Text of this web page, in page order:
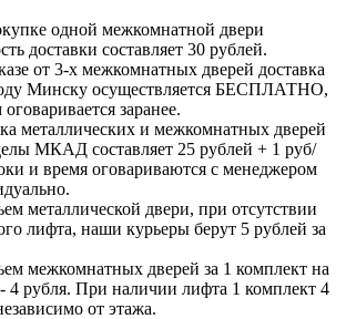
одной межкомнатной двери
доставки составляет 30 рублей.
от 3-х межкомнатных дверей доставка
Минску осуществляется БЕСПЛАТНО,
заранее.
металлических и межкомнатных дверей
МКАД составляет 25 рублей + 1 руб/
и время оговариваются с менеджером
металлической двери, при отсутствии
лифта, наши курьеры берут 5 рублей за
межкомнатных дверей за 1 комплект на
4 рубля. При наличии лифта 1 комплект 4
от этажа.